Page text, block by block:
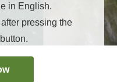
in English.
pressing the